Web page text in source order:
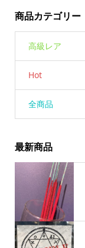
商品カテゴリー
高級レア
Hot
全商品
最新商品